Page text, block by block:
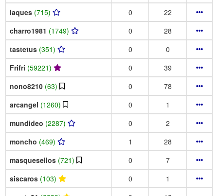
laques (715) 0
22
charro1981 (1749) 0
28
tastetus (351) 0
0
Frifri (59221) 0
39
nono8210 (63) 0
78
arcangel (1260) 0
1
mundideo (2287) 0
2
moncho (469) 1
28
masquesellos (721) 0
7
siscaros (103) 0
1